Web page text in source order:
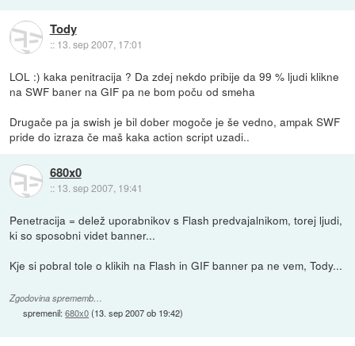
Tody
:: 13. sep 2007, 17:01
LOL :) kaka penitracija ? Da zdej nekdo pribije da 99 % ljudi klikne
na SWF baner na GIF pa ne bom poču od smeha
Drugače pa ja swish je bil dober mogoče je še vedno, ampak SWF
pride do izraza če maš kaka action script uzadi..
680x0
:: 13. sep 2007, 19:41
Penetracija = delež uporabnikov s Flash predvajalnikom, torej ljudi,
ki so sposobni videt banner...
Kje si pobral tole o klikih na Flash in GIF banner pa ne vem, Tody...
Zgodovina sprememb…
spremenil:680x0(13. sep 2007 ob 19:42)